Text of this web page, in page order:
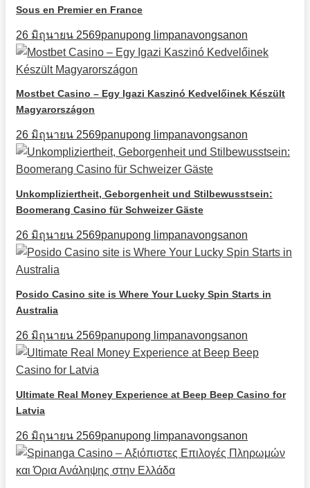
Sous en Premier en France
26 มิถุนายน 2569panupong limpanavongsanon
Mostbet Casino – Egy Igazi Kaszinó Kedvelőinek Készült
Magyarországon
26 มิถุนายน 2569panupong limpanavongsanon
Unkompliziertheit, Geborgenheit und Stilbewusstsein:
Boomerang Casino für Schweizer Gäste
26 มิถุนายน 2569panupong limpanavongsanon
Posido Casino site is Where Your Lucky Spin Starts in
Australia
26 มิถุนายน 2569panupong limpanavongsanon
Ultimate Real Money Experience at Beep Beep Casino for
Latvia
26 มิถุนายน 2569panupong limpanavongsanon